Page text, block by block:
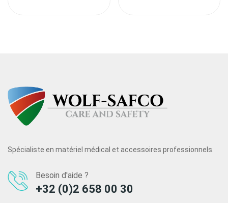
Spécialiste en matériel médical et accessoires professionnels.
Besoin d'aide ?
+32 (0)2 658 00 30